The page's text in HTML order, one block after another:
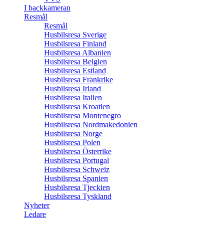
I backkameran
Resmål
Resmål
Husbilsresa Sverige
Husbilsresa Finland
Husbilsresa Albanien
Husbilsresa Belgien
Husbilsresa Estland
Husbilsresa Frankrike
Husbilsresa Irland
Husbilsresa Italien
Husbilsresa Kroatien
Husbilsresa Montenegro
Husbilsresa Nordmakedonien
Husbilsresa Norge
Husbilsresa Polen
Husbilsresa Österrike
Husbilsresa Portugal
Husbilsresa Schweiz
Husbilsresa Spanien
Husbilsresa Tjeckien
Husbilsresa Tyskland
Nyheter
Ledare